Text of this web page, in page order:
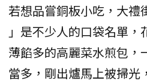
若想品嘗銅板小吃，大禮
」是不少人的口袋名單，
薄餡多的高麗菜水煎包，
當多，剛出爐馬上被掃光